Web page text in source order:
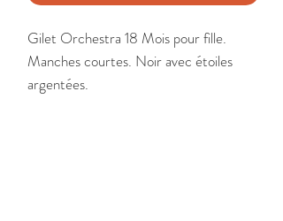
Gilet Orchestra 18 Mois pour fille.
Manches courtes. Noir avec étoiles
argentées.